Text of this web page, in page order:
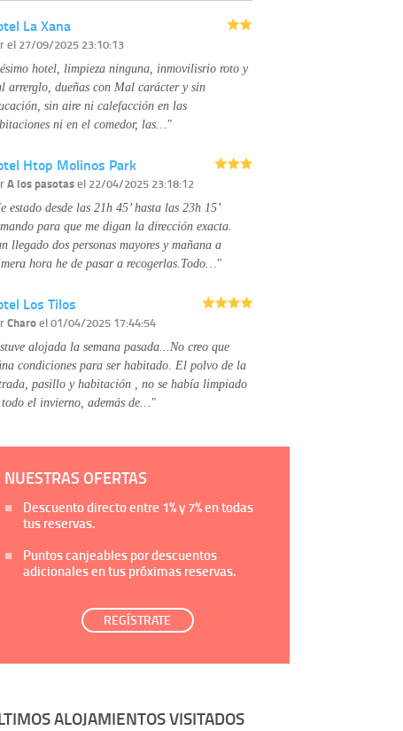
Destinatarios:
personal de nuestra entidad que esté
conocimiento de la información que le pedimos.
No se comunicarán datos a terceros.
Derechos: tiene derecho a saber qué
información tenemos sobre usted, corregirla y
eliminarla, tal y como se explica en la
página web.
Información complementaria:Puede consultar
tratamos sus datos en lapolítica de privacidad
La Xana
el 27/09/2025 23:10:13
hotel, limpieza ninguna, inmovilisrio roto y
arrerglo, dueñas con Mal carácter y sin
sin aire ni calefacción en las
ni en el comedor, las…"
Htop Molinos Park
A los pasotasel 22/04/2025 23:18:12
estado desde las 21h 45’ hasta las 23h 15’
para que me digan la dirección exacta.
llegado dos personas mayores y mañana a
hora he de pasar a recogerlas.Todo…"
Los Tilos
Charoel 01/04/2025 17:44:54
alojada la semana pasada...No creo que
condiciones para ser habitado. El polvo de la
pasillo y habitación , no se había limpiado
todo el invierno, además de…"
NUESTRAS OFERTAS
Descuento directo entre 1%y7%en todas
tus reservas.
Puntos canjeables por descuentos
adicionales en tus próximas reservas.
REGÍSTRATE
ALOJAMIENTOS VISITADOS